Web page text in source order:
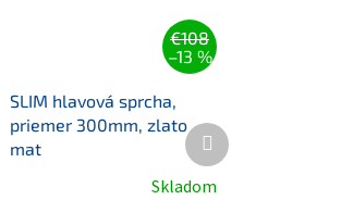
€108
–13 %
SLIM hlavová sprcha,
priemer 300mm, zlato
mat
Skladom
Ďalší
produkt